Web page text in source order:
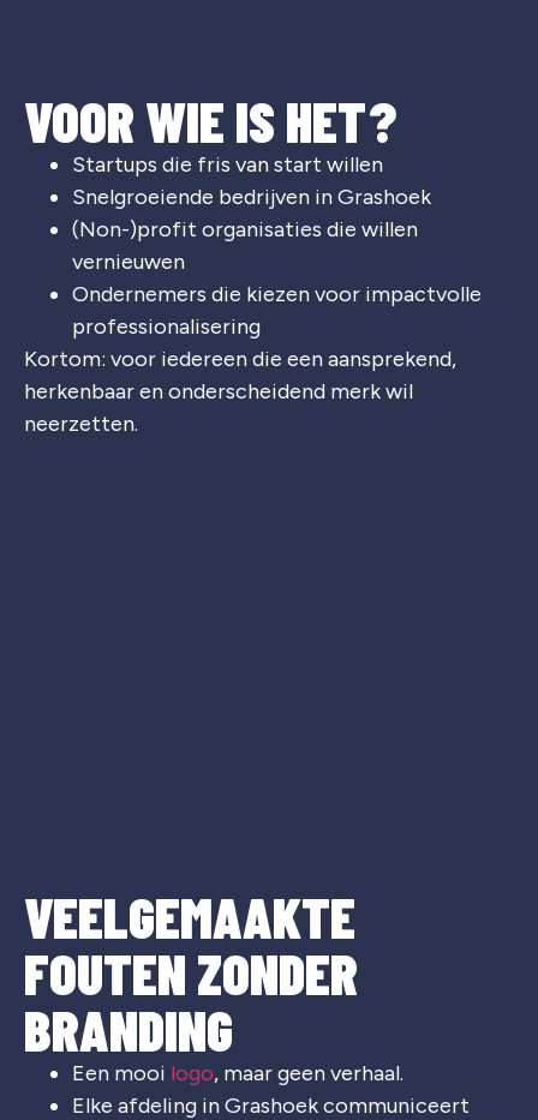
VOOR WIE IS HET?
Startups die fris van start willen
Snelgroeiende bedrijven in Grashoek
(Non-)profit organisaties die willen
vernieuwen
Ondernemers die kiezen voor impactvolle
professionalisering
Kortom: voor iedereen die een aansprekend,
herkenbaar en onderscheidend merk wil
neerzetten.
VEELGEMAAKTE
FOUTEN ZONDER
BRANDING
Een mooi logo, maar geen verhaal.
Elke afdeling in Grashoek communiceert